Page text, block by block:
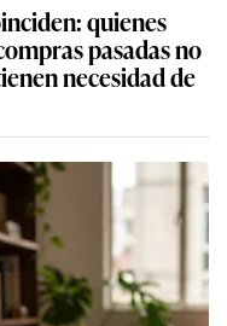
quienes
pasadas no
necesidad de